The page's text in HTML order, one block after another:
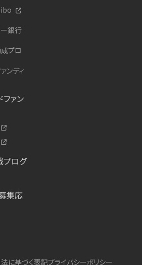
銀行
プロ
ンディ
ァン
プログ
集応
に基づく表記プライバシーポリシー